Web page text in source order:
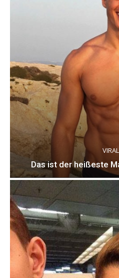
VIRAL
Das ist der heißeste